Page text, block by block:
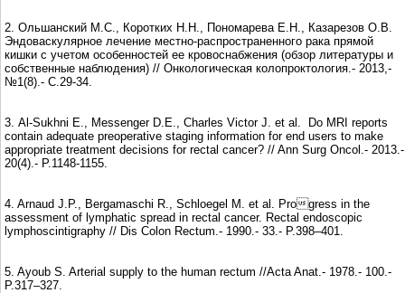
2. Ольшанский М.С., Коротких Н.Н., Пономарева Е.Н., Казарезов О.В.
Эндоваскулярное лечение местно-распространенного рака прямой
кишки с учетом особенностей ее кровоснабжения (обзор литературы и
собственные наблюдения) // Онкологическая колопроктология.- 2013,-
№1(8).- С.29-34.
3. Al-Sukhni E., Messenger D.E., Charles Victor J. et al. Do MRI reports
contain adequate preoperative staging information for end users to make
appropriate treatment decisions for rectal cancer? // Ann Surg Oncol.- 2013.-
20(4).- P.1148-1155.
4. Arnaud J.P., Bergamaschi R., Schloegel M. et al. Progress in the
assessment of lymphatic spread in rectal cancer. Rectal endoscopic
lymphoscintigraphy // Dis Colon Rectum.- 1990.- 33.- P.398–401.
5. Ayoub S. Arterial supply to the human rectum //Acta Anat.- 1978.- 100.-
P.317–327.